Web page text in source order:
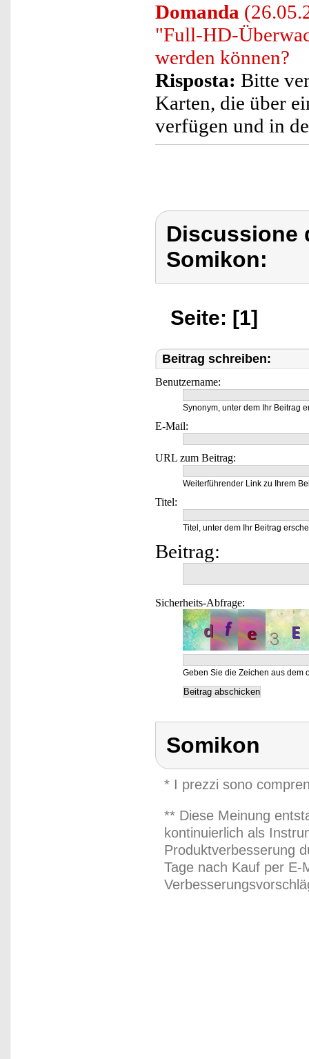
Domanda
"Full-HD-
werden können?
Risposta: Bitte
Karten, die über
verfügen und in
Discussione
Somikon:
Seite: [1]
Beitrag schreiben:
Benutzername:
Synonym, unter dem Ihr Beitrag
E-Mail:
URL zum Beitrag:
Weiterführender Link zu Ihrem
Titel:
Titel, unter dem Ihr Beitrag
Beitrag:
Sicherheits-Abfrage:
Geben Sie die Zeichen aus dem
Somikon
* I prezzi sono
** Diese Meinung
kontinuierlich als
Produktverbesserung
Tage nach Kauf per E-